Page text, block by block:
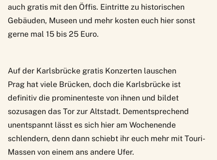
auch gratis mit den Öffis. Eintritte zu historischen
Gebäuden, Museen und mehr kosten euch hier sonst
gerne mal 15 bis 25 Euro.
Auf der Karlsbrücke gratis Konzerten lauschen
Prag hat viele Brücken, doch die Karlsbrücke ist
definitiv die prominenteste von ihnen und bildet
sozusagen das Tor zur Altstadt. Dementsprechend
unentspannt lässt es sich hier am Wochenende
schlendern, denn dann schiebt ihr euch mehr mit Touri-
Massen von einem ans andere Ufer.